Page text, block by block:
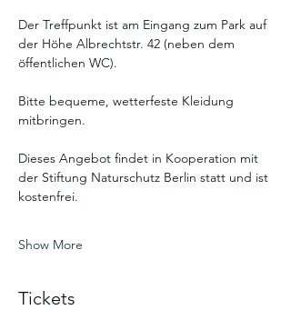
Der Treffpunkt ist am Eingang zum Park auf
der Höhe Albrechtstr. 42 (neben dem
öffentlichen WC).
Bitte bequeme, wetterfeste Kleidung
mitbringen.
Dieses Angebot findet in Kooperation mit
der Stiftung Naturschutz Berlin statt und ist
kostenfrei.
Show More
Tickets